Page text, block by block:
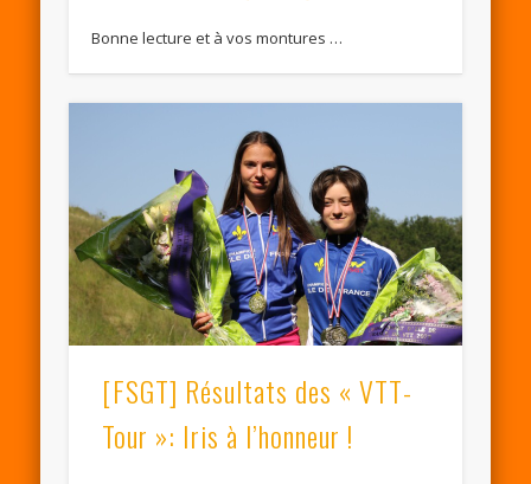
Bonne lecture et à vos montures …
[FSGT] Résultats des « VTT-
Tour »: Iris à l’honneur !